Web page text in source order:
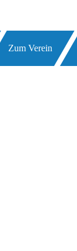
Zum Verein